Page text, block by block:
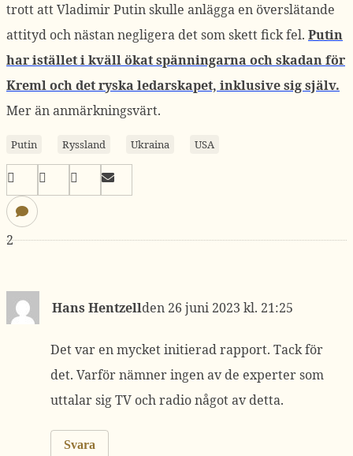
trott att Vladimir Putin skulle anlägga en överslätande
attityd och nästan negligera det som skett fick fel. Putin
har istället i kväll ökat spänningarna och skadan för
Kreml och det ryska ledarskapet, inklusive sig själv.
Mer än anmärkningsvärt.
Putin Ryssland Ukraina USA
2
Hans Hentzell 26 juni 2023 kl. 21:25
Det var en mycket initierad rapport. Tack för
det. Varför nämner ingen av de experter som
uttalar sig TV och radio något av detta.
Svara